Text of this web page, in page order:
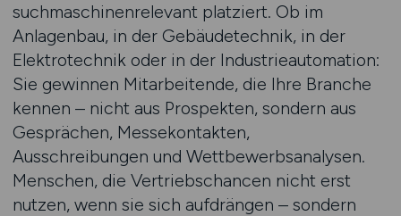
suchmaschinenrelevant platziert. Ob im
Anlagenbau, in der Gebäudetechnik, in der
Elektrotechnik oder in der Industrieautomation:
Sie gewinnen Mitarbeitende, die Ihre Branche
kennen – nicht aus Prospekten, sondern aus
Gesprächen, Messekontakten,
Ausschreibungen und Wettbewerbsanalysen.
Menschen, die Vertriebschancen nicht erst
nutzen, wenn sie sich aufdrängen – sondern